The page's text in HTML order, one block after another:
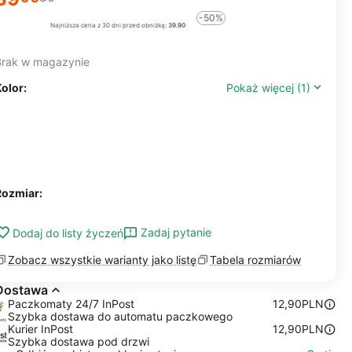
Najniższa cena z 30 dni przed obniżką: 39.90
-50%
w magazynie
Pokaż więcej (1)
Dodaj do listy życzeń Zadaj pytanie
Zobacz wszystkie warianty jako listę Tabela rozmiarów
Paczkomaty 24/7 InPost
Szybka dostawa do automatu paczkowego
12,90PLN
Kurier InPost
Szybka dostawa pod drzwi
12,90PLN